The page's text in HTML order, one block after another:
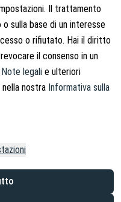
Il trattamento
sulla base di un interesse
o rifiutato. Hai il diritto
il consenso in un
Note legali e ulteriori
nostra Informativa sulla